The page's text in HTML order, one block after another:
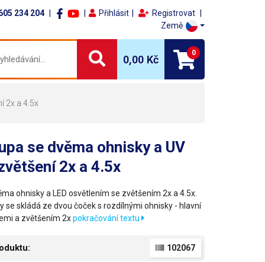
234 204 Přihlásit
Registrovat
Země
0,00 Kč
0
2x a 4.5x
se dvěma ohnisky a UV
2x a 4.5x
ohnisky a LED osvětlením se zvětšením 2x a 4.5x.
se skládá ze dvou čoček s rozdílnými ohnisky - hlavní
a zvětšením 2xpokračování textu
102067